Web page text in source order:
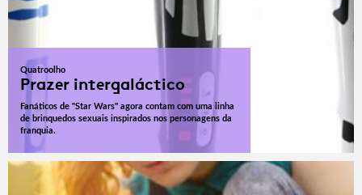
Quatroolho
Prazer intergaláctico
Fanáticos de "Star Wars" agora contam com uma linha
de brinquedos sexuais inspirados nos personagens da
franquia.